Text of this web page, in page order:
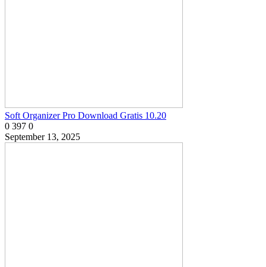
Soft Organizer Pro Download Gratis 10.20
0 397 0
September 13, 2025